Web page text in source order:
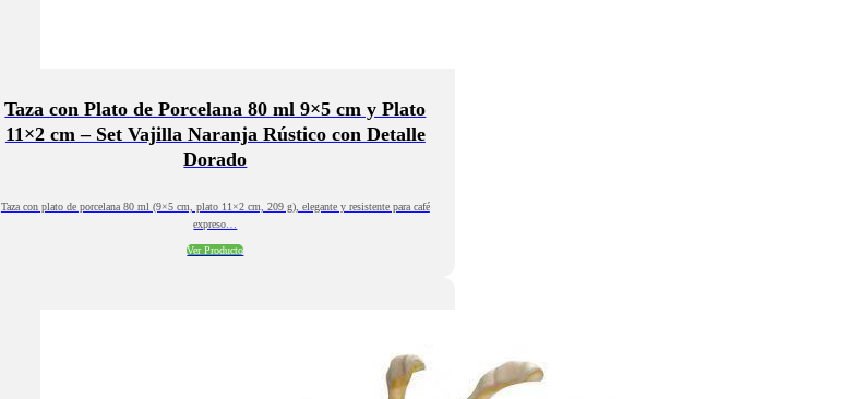
Taza con Plato de Porcelana 80 ml 9×5 cm y Plato
11×2 cm – Set Vajilla Naranja Rústico con Detalle
Dorado
Taza con plato de porcelana 80 ml (9×5 cm, plato 11×2 cm, 209 g), elegante y resistente para café
expreso…
Ver Producto